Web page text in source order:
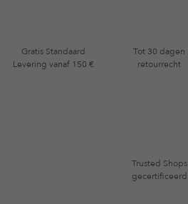
Gratis Standaard
Levering vanaf 150 €
Tot 30 dagen
retourrecht
Trusted Shops
gecertificeerd